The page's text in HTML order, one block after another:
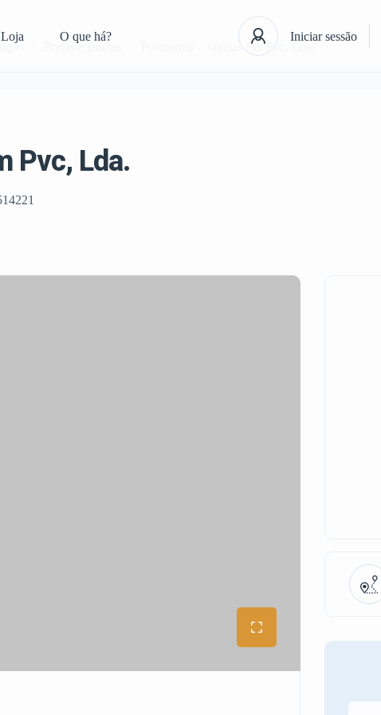
Loja O que há? Iniciar sessão
Portas e janelas Portnorma – Janelas Em Pvc, Lda.
Pvc, Lda.